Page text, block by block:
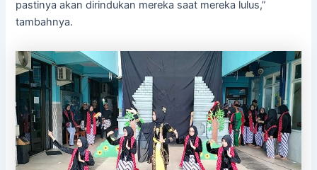
pastinya akan dirindukan mereka saat mereka lulus,”
tambahnya.